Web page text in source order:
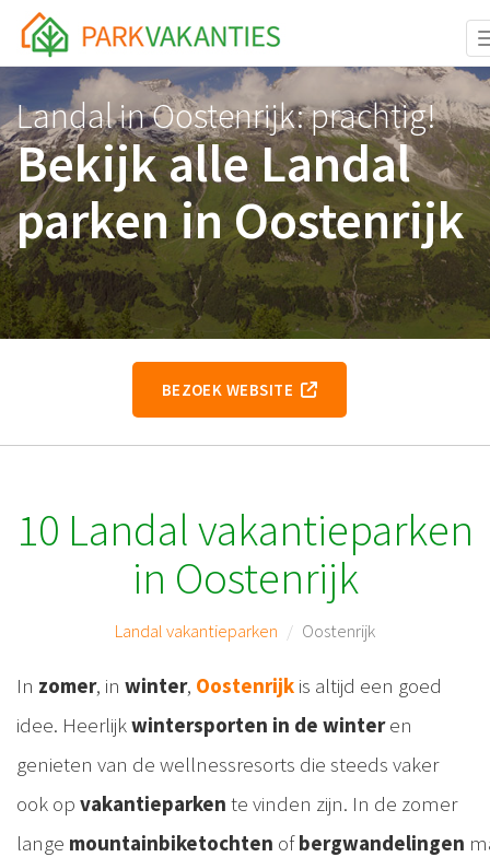
Landal in Oostenrijk: prachtig!
Bekijk alle Landal
parken in Oostenrijk
BEZOEK WEBSITE
10 Landal vakantieparken
in Oostenrijk
Landal vakantieparken Oostenrijk
In zomer, in winter, Oostenrijk is altijd een goed
idee. Heerlijkwintersporten in de winteren
genieten van de wellnessresorts die steeds vaker
ook op vakantieparken te vinden zijn. In de zomer
lange mountainbiketochten ofbergwandelingen